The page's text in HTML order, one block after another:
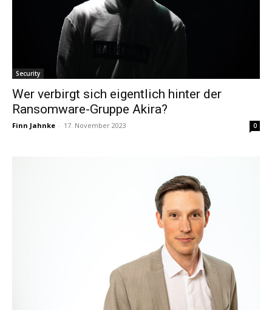
Security
Wer verbirgt sich eigentlich hinter der
Ransomware-Gruppe Akira?
Finn Jahnke - 17. November 2023 0